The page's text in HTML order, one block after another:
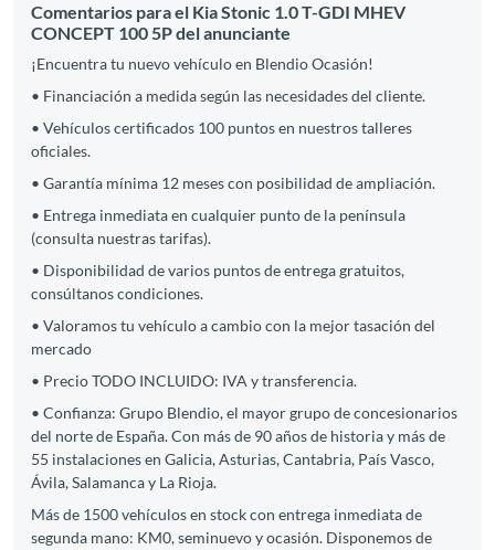
Comentarios para el Kia Stonic 1.0 T-GDI MHEV
CONCEPT 100 5P del anunciante
¡Encuentra tu nuevo vehículo en Blendio Ocasión!
• Financiación a medida según las necesidades del cliente.
• Vehículos certificados 100 puntos en nuestros talleres
oficiales.
• Garantía mínima 12 meses con posibilidad de ampliación.
• Entrega inmediata en cualquier punto de la península
(consulta nuestras tarifas).
• Disponibilidad de varios puntos de entrega gratuitos,
consúltanos condiciones.
• Valoramos tu vehículo a cambio con la mejor tasación del
mercado
• Precio TODO INCLUIDO: IVA y transferencia.
• Confianza: Grupo Blendio, el mayor grupo de concesionarios
del norte de España. Con más de 90 años de historia y más de
55 instalaciones en Galicia, Asturias, Cantabria, País Vasco,
Ávila, Salamanca y La Rioja.
Más de 1500 vehículos en stock con entrega inmediata de
segunda mano: KM0, seminuevo y ocasión. Disponemos de